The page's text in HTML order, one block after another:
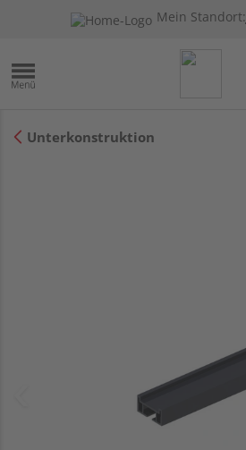
Mein Standort:
Unterkonstruktion